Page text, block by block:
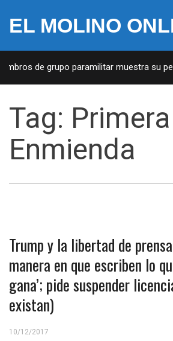
EL MOLINO
de grupo paramilitar muestra su
Tag: Primera
Enmienda
Trump y la libertad de
manera en que escriben lo
gana’; pide suspender
existan)
10/12/2017